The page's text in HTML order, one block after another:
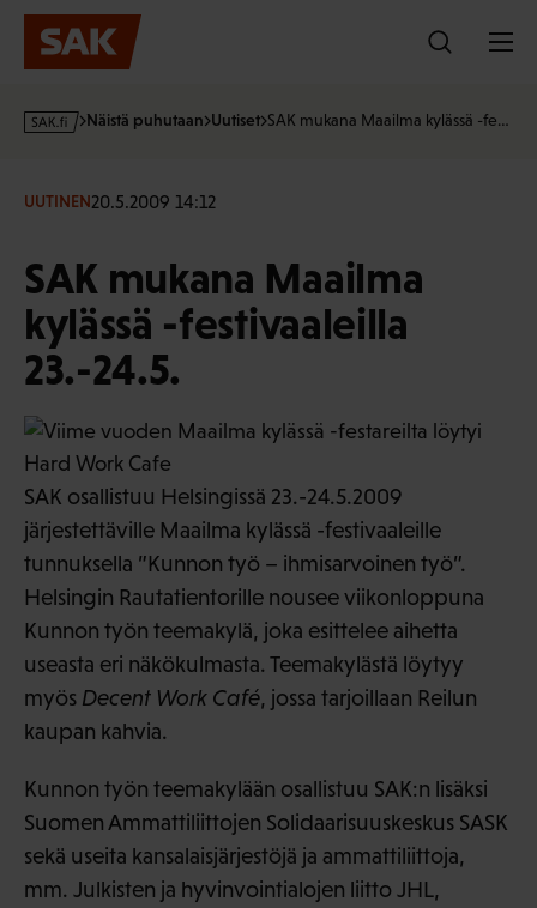
Hyppää
sisältöön
s
·
Näistä puhutaan Uutiset SAK mukana Maailma kylässä -fe…
UUTINEN20.5.2009 14:12
SAK mukana Maailma
kylässä -festivaaleilla
23.-24.5.
SAK osallistuu Helsingissä 23.-24.5.2009
järjestettäville Maailma kylässä -festivaaleille
tunnuksella ”Kunnon työ – ihmisarvoinen työ”.
Helsingin Rautatientorille nousee viikonloppuna
Kunnon työn teemakylä, joka esittelee aihetta
useasta eri näkökulmasta. Teemakylästä löytyy
myös Decent Work Café, jossa tarjoillaan Reilun
kaupan kahvia.
Kunnon työn teemakylään osallistuu SAK:n lisäksi
Suomen Ammattiliittojen Solidaarisuuskeskus SASK
sekä useita kansalaisjärjestöjä ja ammattiliittoja,
mm. Julkisten ja hyvinvointialojen liitto JHL,